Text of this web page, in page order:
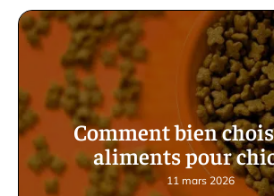
Comment bien
aliments pour
11 mars 2026